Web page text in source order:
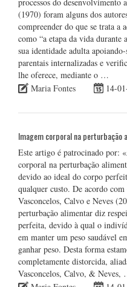
(1970) foram alguns dos
compreender do que se trata a
como “a etapa da vida durante
sua identidade adulta
parentais internalizadas e
lhe oferece, mediante o …
Maria Fontes
14-
Imagem corporal na perturbação
Este artigo é patrocinado por:
corporal na perturbação
devido ao ideal do corpo
qualquer custo. De acordo
Vasconcelos, Calvo e Neves
perturbação alimentar diz
perfeita, devido à qual o
em manter um peso saudável
ganhar peso. Desta forma
completamente distorcida,
Vasconcelos, Calvo, & Neves,